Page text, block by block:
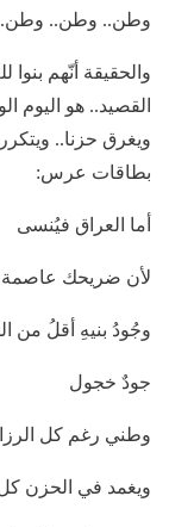
وطن.. وطن..
والحقيقة أنّهم
القصيد.. هو اليوم
ويغرق حزنا..
بطاقات عرس:
أما العراق فيُنسى
لأن ضريحك عاصمة
وجُودُ بنيهِ أقلُ من
جودٌ خجول
وطني رغم كل
ويغمد في الحزن